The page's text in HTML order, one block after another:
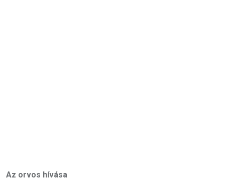
Az orvos hívása